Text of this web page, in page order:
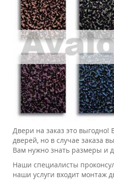
Двери на заказ это
дверей, но в случае заказа
Вам нужно знать размеры и
Наши специалисты
наши услуги входит монтаж